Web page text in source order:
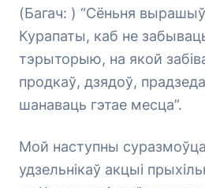
(Багач: ) “Сёньня
Курапаты, каб не
тэрыторыю, на якой
продкаў, дзядоў,
шанаваць гэтае месца”.
Мой наступны суразмоўца
удзельнікаў акцыі